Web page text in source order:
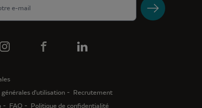
d'utilisation
Recrutement
FAQ Politique de confidentialité